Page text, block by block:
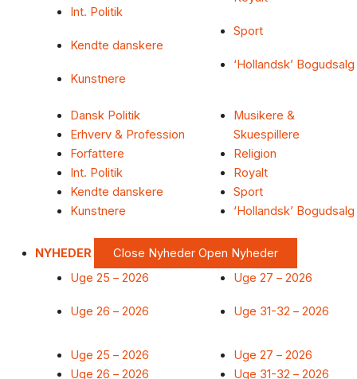
Int. Politik
Kendte danskere
Kunstnere
Sport
‘Hollandsk’ Bogudsalg
Dansk Politik
Erhverv & Profession
Forfattere
Int. Politik
Kendte danskere
Kunstnere
Musikere &
Skuespillere
Religion
Royalt
Sport
‘Hollandsk’ Bogudsalg
NYHEDER Close Nyheder Open Nyheder
Uge 25 – 2026
Uge 26 – 2026
Uge 27 – 2026
Uge 31-32 – 2026
Uge 25 – 2026
Uge 26 – 2026
Uge 27 – 2026
Uge 31-32 – 2026